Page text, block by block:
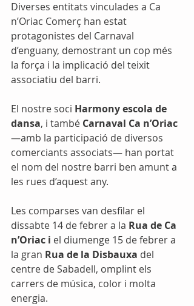
Diverses entitats vinculades a Ca
n’Oriac Comerç han estat
protagonistes del Carnaval
d’enguany, demostrant un cop més
la força i la implicació del teixit
associatiu del barri.
El nostre soci Harmony escola de
dansa, i també Carnaval Ca n’Oriac
—amb la participació de diversos
comerciants associats— han portat
el nom del nostre barri ben amunt a
les rues d’aquest any.
Les comparses van desfilar el
dissabte 14 de febrer a la Rua de Ca
n’Oriac i el diumenge 15 de febrer a
la gran Rua de la Disbauxa del
centre de Sabadell, omplint els
carrers de música, color i molta
energia.